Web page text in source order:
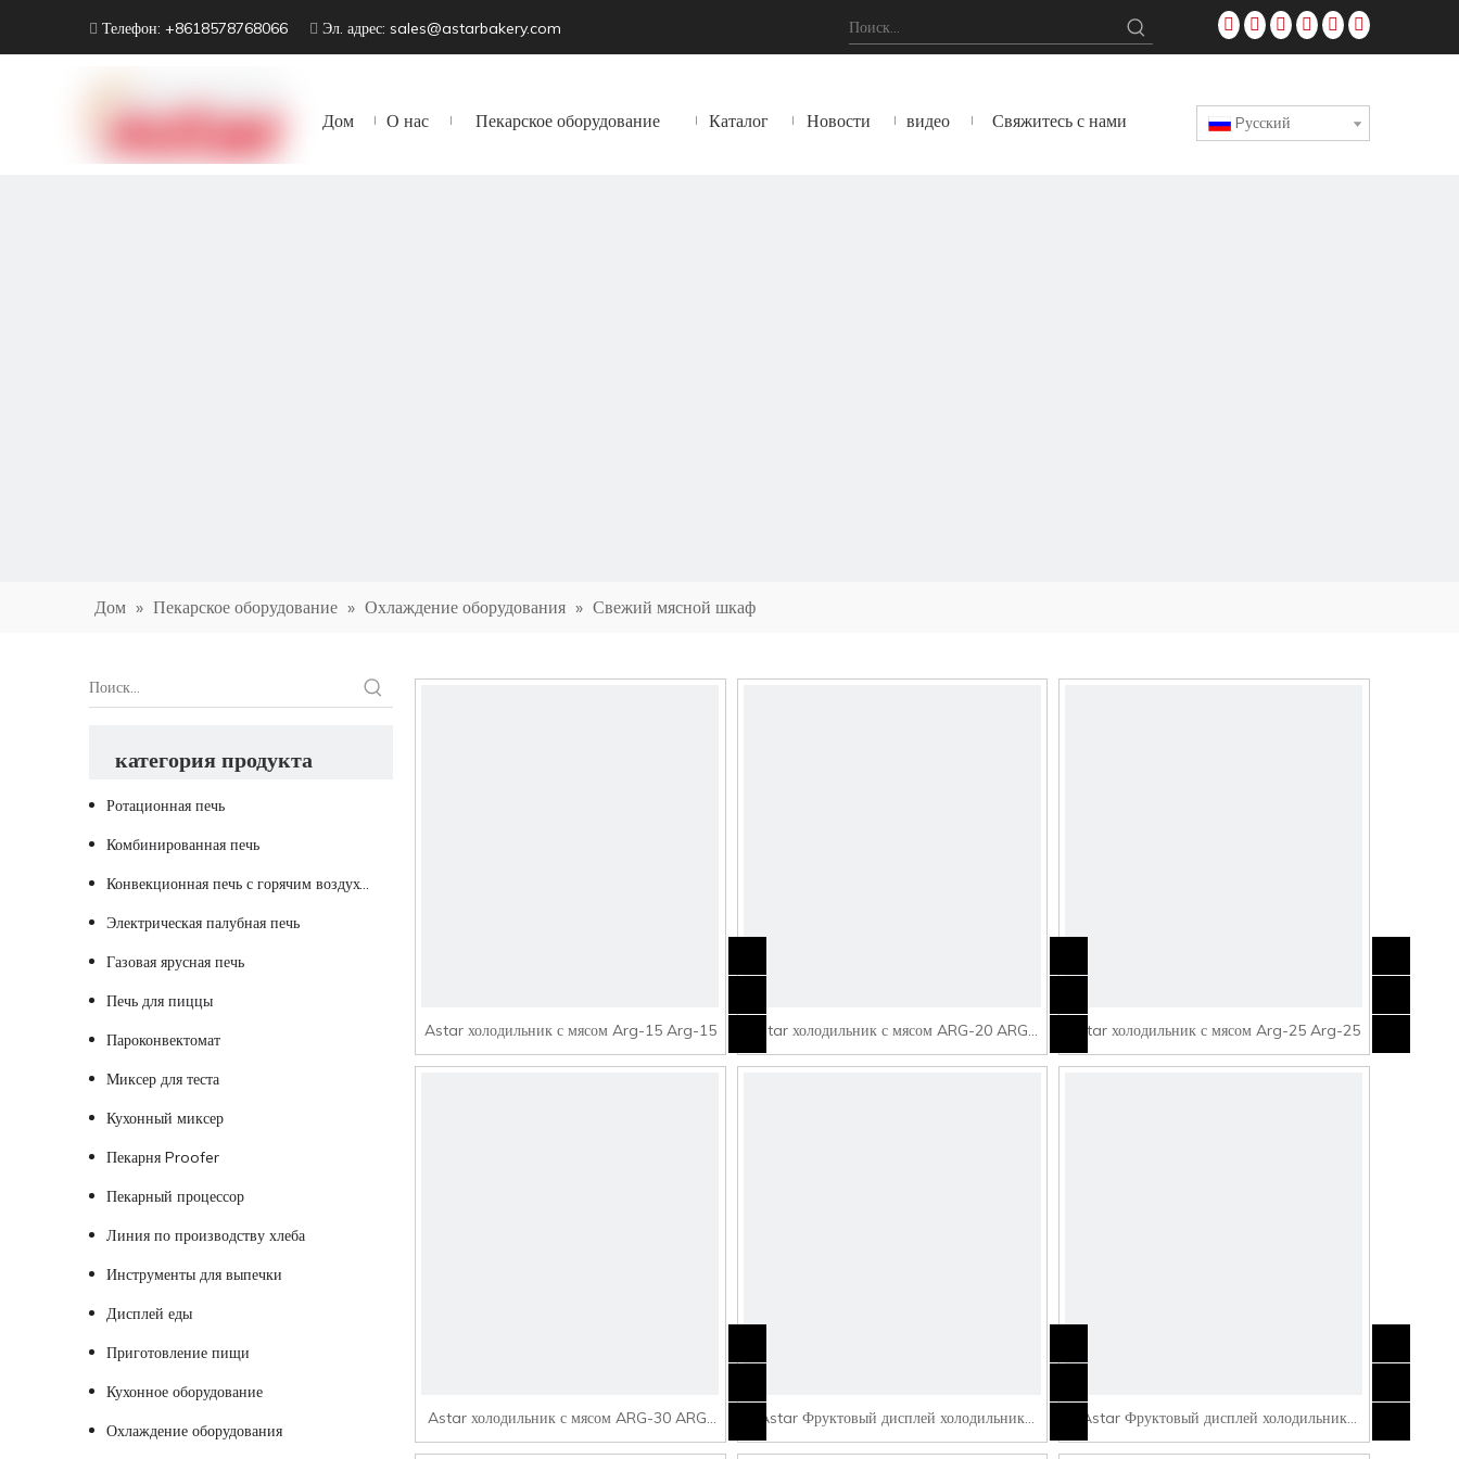
 Телефон: +8618578768066  Эл. адрес: sales@astarbakery.com
Дом О нас Пекарское оборудование Каталог Новости видео Свяжитесь с нами Pусский
Дом » Пекарское оборудование » Охлаждение оборудования » Свежий мясной шкаф
категория продукта
Ротационная печь
Комбинированная печь
Конвекционная печь с горячим воздухом
Электрическая палубная печь
Газовая ярусная печь
Печь для пиццы
Пароконвектомат
Миксер для теста
Кухонный миксер
Пекарня Proofer
Пекарный процессор
Линия по производству хлеба
Инструменты для выпечки
Дисплей еды
Приготовление пищи
Кухонное оборудование
Охлаждение оборудования
Astar холодильник с мясом Arg-15 Arg-15
Astar холодильник с мясом ARG-20 ARG-
20
Astar холодильник с мясом Arg-25 Arg-25
Astar холодильник с мясом ARG-30 ARG-
30
Astar Фруктовый дисплей холодильник
SG3-15
Astar Фруктовый дисплей холодильник
SG3-20